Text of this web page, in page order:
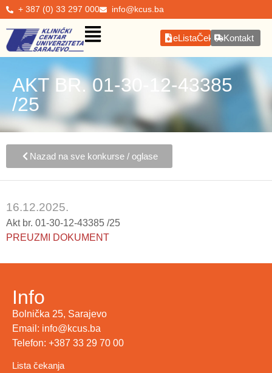
+ 387 (0) 33 297 000 info@kcus.ba
eListaČekanjaKontakt
AKT BR. 01-30-12-43385
/25
Nazad na sve konkurse / oglase
16.12.2025.
Akt br. 01-30-12-43385 /25
PREUZMI DOKUMENT
Info
Bolnička 25, Sarajevo
Email: info@kcus.ba
Telefon: +387 33 29 70 00
Lista čekanja